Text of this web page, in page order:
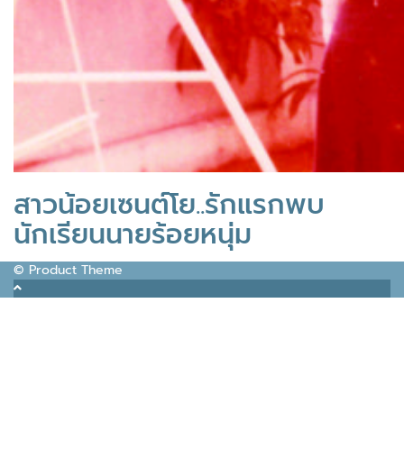
สาวน้อยเซนต์โย..รักแรกพบ
นักเรียนนายร้อยหนุ่ม
© Product Theme